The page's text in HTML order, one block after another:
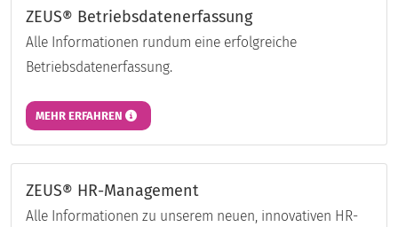
ZEUS® Betriebsdatenerfassung
Alle Informationen rundum eine erfolgreiche
Betriebsdatenerfassung.
MEHR ERFAHREN
ZEUS® HR-Management
Alle Informationen zu unserem neuen, innovativen HR-